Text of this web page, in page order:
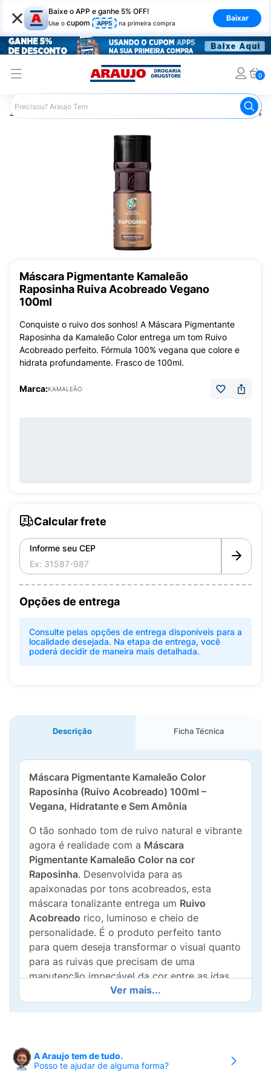
× Baixe o APP e ganhe 5% OFF!
Use o cupom APP5 na primeira compra
Baixar
0
Araujo Cabelo Coloração
Máscara Pigmentante Kamaleão
Raposinha Ruiva Acobreado Vegano
100ml
Conquiste o ruivo dos sonhos! A Máscara Pigmentante
Raposinha da Kamaleão Color entrega um tom Ruivo
Acobreado perfeito. Fórmula 100% vegana que colore e
hidrata profundamente. Frasco de 100ml.
Marca:KAMALEÃO
Calcular frete
Informe seu CEP
Opções de entrega
Consulte pelas opções de entrega disponíveis para a
localidade desejada. Na etapa de entrega, você
poderá decidir de maneira mais detalhada.
Descrição Ficha Técnica
Máscara Pigmentante Kamaleão Color
Raposinha (Ruivo Acobreado) 100ml –
Vegana, Hidratante e Sem Amônia
O tão sonhado tom de ruivo natural e vibrante
agora é realidade com a Máscara
Pigmentante Kamaleão Color na cor
Raposinha. Desenvolvida para as
apaixonadas por tons acobreados, esta
máscara tonalizante entrega um Ruivo
Acobreado rico, luminoso e cheio de
personalidade. É o produto perfeito tanto
para quem deseja transformar o visual quanto
para as ruivas que precisam de uma
manutenção impecável da cor entre as idas
A Kamaleão Color revoluciona a forma de
Sua base creme é altamente condicionante,
garantindo cabelos hidratados, macios e com
Ver mais...
A Araujo tem de tudo.
Posso te ajudar de alguma forma?